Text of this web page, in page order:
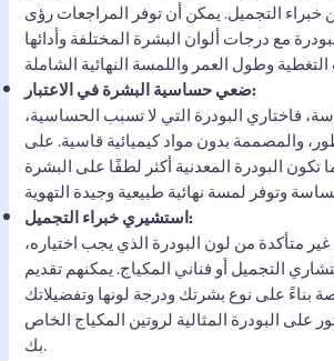
التجميل. يمكن أن توفر المراجعات رؤى
مع درجات ألوان البشرة المختلفة وأدائها
ضعي حساسية البشرة في الاعتبار:
فاختاري البودرة التي لا تسبب الحساسية،
والمصممة بدون مواد كيميائية قاسية. على
تكون البودرة المعدنية أكثر لطفًا على البشرة
استشيري خبراء التجميل:
غير متأكدة من لون البودرة الذي يجب اختياره،
التجميل أو فناني المكياج. يمكنهم تقديم
على نوع بشرتك ودرجة لونها وتفضيلاتك
على البودرة المثالية لروتين المكياج الخاص
بك.